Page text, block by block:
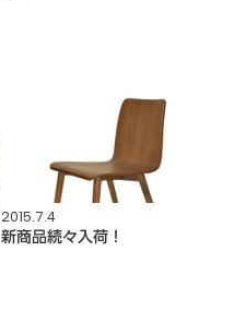
2015.7.4
新商品続々入荷！